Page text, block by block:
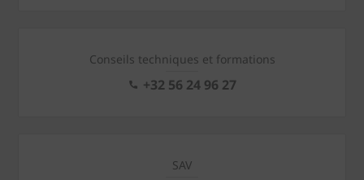
Conseils techniques et formations
+32 56 24 96 27
SAV